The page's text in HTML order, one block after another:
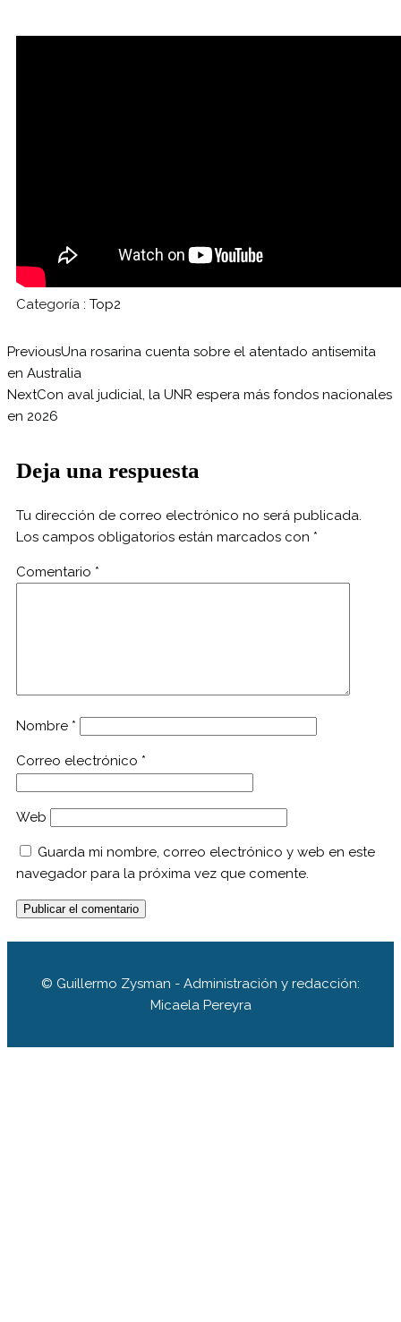
Categoría : Top2
PreviousUna rosarina cuenta sobre el atentado antisemita
en Australia
NextCon aval judicial, la UNR espera más fondos nacionales
en 2026
Deja una respuesta
Tu dirección de correo electrónico no será publicada.
Los campos obligatorios están marcados con *
Comentario *
Nombre *
Correo electrónico *
Web
Guarda mi nombre, correo electrónico y web en este
navegador para la próxima vez que comente.
© Guillermo Zysman - Administración y redacción:
Micaela Pereyra